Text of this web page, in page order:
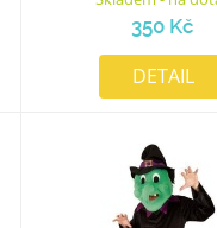
350 Kč
DETAIL